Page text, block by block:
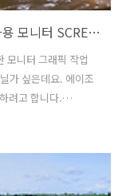
에이조 모니터 EIZO EV2785 4K 전문가용 모니터 SCREEN INSTYLE
모니터 그래픽 작업
가 싶은데요. 에이조
려고 합니다.
추가된 모델인데요.
다. 4K 해상도에
용시 윈도우 운영체